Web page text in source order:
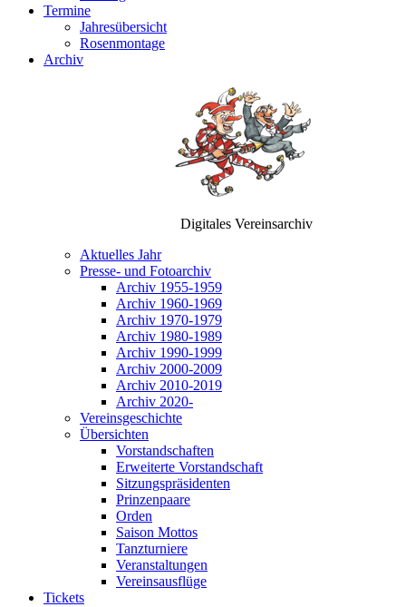
Termine
Jahresübersicht
Rosenmontage
Archiv
Digitales Vereinsarchiv
Aktuelles Jahr
Presse- und Fotoarchiv
Archiv 1955-1959
Archiv 1960-1969
Archiv 1970-1979
Archiv 1980-1989
Archiv 1990-1999
Archiv 2000-2009
Archiv 2010-2019
Archiv 2020-
Vereinsgeschichte
Übersichten
Vorstandschaften
Erweiterte Vorstandschaft
Sitzungspräsidenten
Prinzenpaare
Orden
Saison Mottos
Tanzturniere
Veranstaltungen
Vereinsausflüge
Tickets